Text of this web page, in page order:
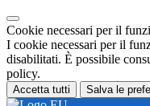
Cookie necessari per il
I cookie necessari per il
disabilitati. È possibile
policy.
Accetta tutti Salva le